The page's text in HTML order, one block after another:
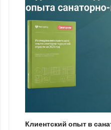
Клиентский опыт в